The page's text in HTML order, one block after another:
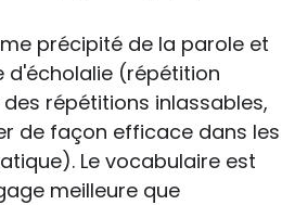
précipité de la parole et
d'écholalie (répétition
répétitions inlassables,
de façon efficace dans les
Le vocabulaire est
meilleure que